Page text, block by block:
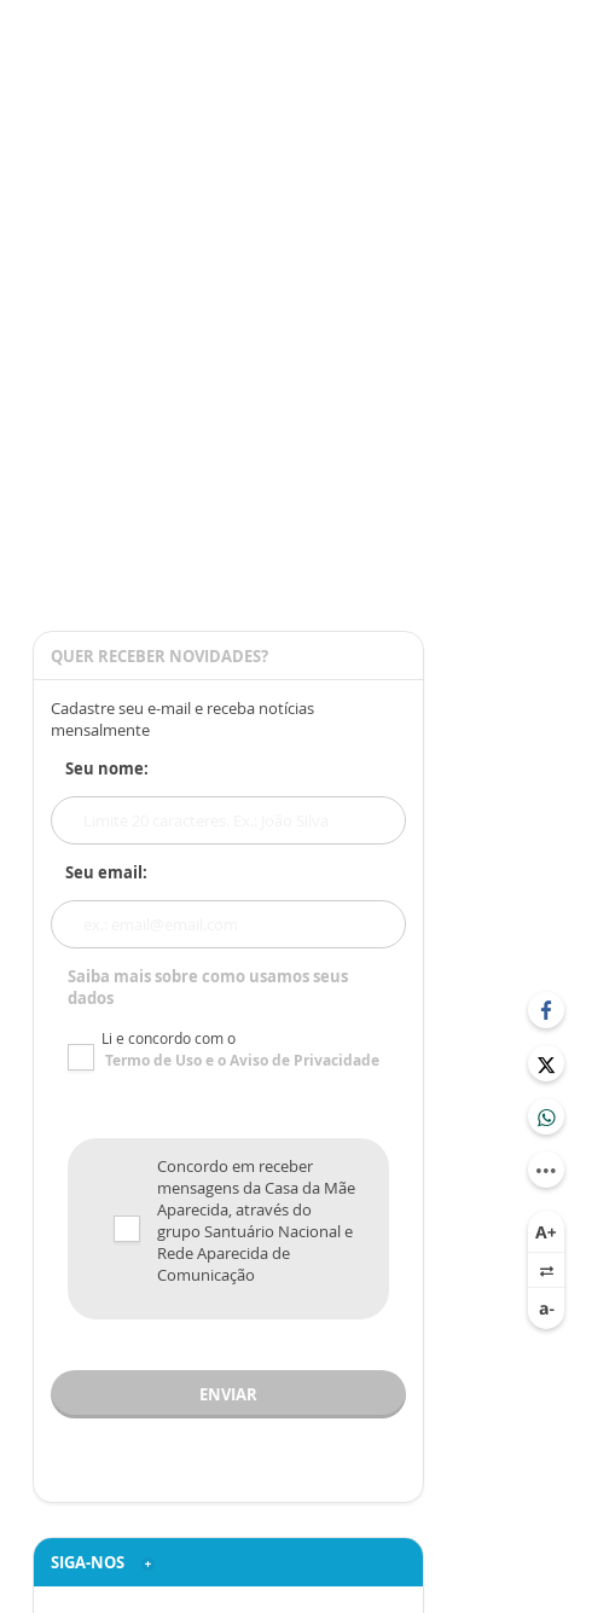
QUER RECEBER NOVIDADES?
Cadastre seu e-mail e receba notícias
mensalmente
Seu nome:
Seu email:
Saiba mais sobre como usamos seus
dados
Li e concordo com o
Termo de Usoe oAviso de Privacidade
Concordo em receber
mensagens da Casa da Mãe
Aparecida, através do
grupo Santuário Nacional e
Rede Aparecida de
Comunicação
ENVIAR
SIGA-NOS